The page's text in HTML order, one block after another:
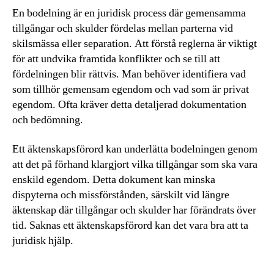
En bodelning är en juridisk process där gemensamma
tillgångar och skulder fördelas mellan parterna vid
skilsmässa eller separation. Att förstå reglerna är viktigt
för att undvika framtida konflikter och se till att
fördelningen blir rättvis. Man behöver identifiera vad
som tillhör gemensam egendom och vad som är privat
egendom. Ofta kräver detta detaljerad dokumentation
och bedömning.
Ett äktenskapsförord kan underlätta bodelningen genom
att det på förhand klargjort vilka tillgångar som ska vara
enskild egendom. Detta dokument kan minska
dispyterna och missförstånden, särskilt vid längre
äktenskap där tillgångar och skulder har förändrats över
tid. Saknas ett äktenskapsförord kan det vara bra att ta
juridisk hjälp.